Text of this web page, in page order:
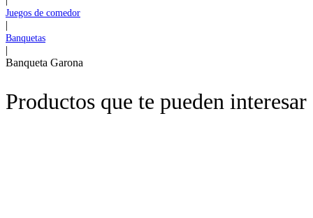
Juegos de comedor
|
Banquetas
|
Banqueta Garona
Productos que te pueden interesar